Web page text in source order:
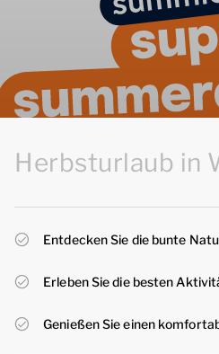
Herbsturlaub in
Entdecken Sie die bunte
Erleben Sie die besten
Genießen Sie einen